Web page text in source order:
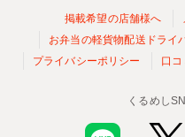
掲載希望の店舗様へ
お弁当の軽貨物配送ドライ
プライバシーポリシー
口
くるめし